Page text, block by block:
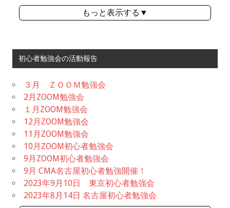
もっと表示する▼
初心者勉強会の活動報告
３月 ＺＯＯＭ勉強会
2月ZOOM勉強会
１月ZOOM勉強会
12月ZOOM勉強会
11月ZOOM勉強会
10月ZOOM初心者勉強会
9月ZOOM初心者勉強会
9月 CMA名古屋初心者勉強開催！
2023年9月10日 東京初心者勉強会
2023年8月14日 名古屋初心者勉強会